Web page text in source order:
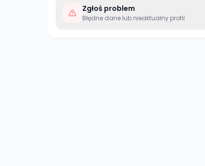
Zgłoś problem
Błędne dane lub nieaktualny profil